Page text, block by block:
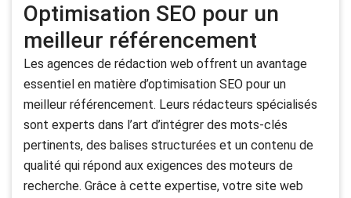
Optimisation SEO pour un
meilleur référencement
Les agences de rédaction web offrent un avantage
essentiel en matière d’optimisation SEO pour un
meilleur référencement. Leurs rédacteurs spécialisés
sont experts dans l’art d’intégrer des mots-clés
pertinents, des balises structurées et un contenu de
qualité qui répond aux exigences des moteurs de
recherche. Grâce à cette expertise, votre site web